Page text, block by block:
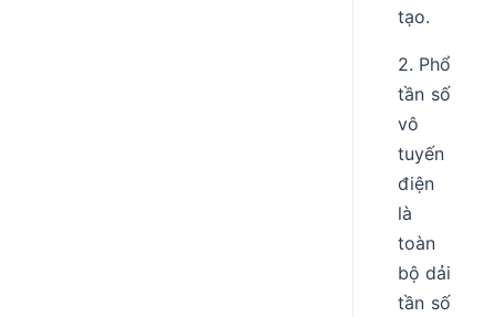
tạo.
2. Phổ
tần số
vô
tuyến
điện
là
toàn
bộ dải
tần số